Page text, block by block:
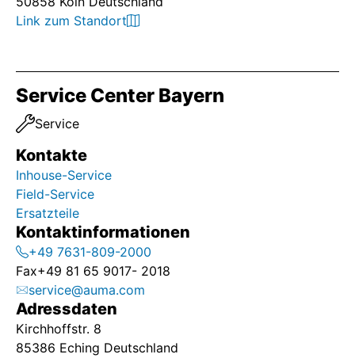
Link zum Standort
Service Center Bayern
Service
Kontakte
Inhouse-Service
Field-Service
Ersatzteile
Kontaktinformationen
+49 7631-809-2000
Fax+49 81 65 9017- 2018
service@auma.com
Adressdaten
Kirchhoffstr. 8
85386 Eching Deutschland